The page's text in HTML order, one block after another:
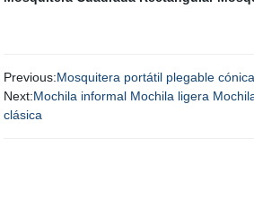
Previous:Mosquitera portátil plegable
Next:Mochila informal Mochila ligera
clásica